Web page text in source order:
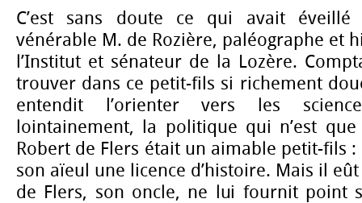
C’est sans doute ce qui avait éveillé
vénérable M. de Rozière, paléographe et
l’Institut et sénateur de la Lozère.
trouver dans ce petit-fils si richement
entendit l’orienter vers les
lointainement, la politique qui n’est
Robert de Flers était un aimable petit-fils :
son aïeul une licence d’histoire. Mais il
de Flers, son oncle, ne lui fournit point